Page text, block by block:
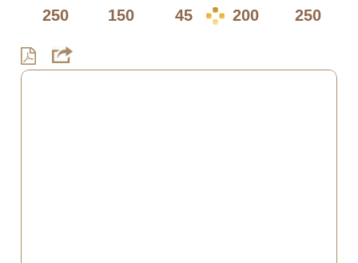
250
150 45 200 250